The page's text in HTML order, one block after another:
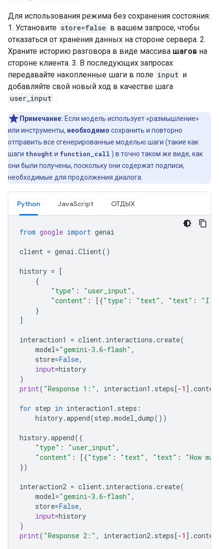
Для использования режима без сохранения состояния:
1. Установите store=false в вашем запросе, чтобы
отказаться от хранения данных на стороне сервера. 2.
Храните историю разговора в виде массива шагов на
стороне клиента. 3. В последующих запросах
передавайте накопленные шаги в поле input и
добавляйте свой новый ход в качестве шага
user_input .
Примечание: Если модель использует «размышление»
или инструменты, необходимо сохранить и повторно
отправить все сгенерированные моделью шаги (такие как
шаги thought и function_call ) в точно таком же виде, как
они были получены, поскольку они содержат подписи,
необходимые для продолжения диалога.
Python JavaScript ОТДЫХ
from google import genai
client = genai .Client()
history = [
{
"type" : "user_input" ,
"content" : [{"type" : "text" , "text" :
"I
}
]
interaction1 = client. interactions .create(
model="gemini-3.6-flash" ,
store=False,
input=history
)
print( "Response 1:" , interaction1 . steps[-1 ] .
for step in interaction1 . steps :
history.append(step .model_dump())
history.append({
"type" : "user_input" ,
"content" : [{"type" : "text" , "text" :
"How
})
interaction2 = client. interactions .create(
model="gemini-3.6-flash" ,
store=False,
input=history
)
print( "Response 2:" , interaction2. steps[-1 ] .